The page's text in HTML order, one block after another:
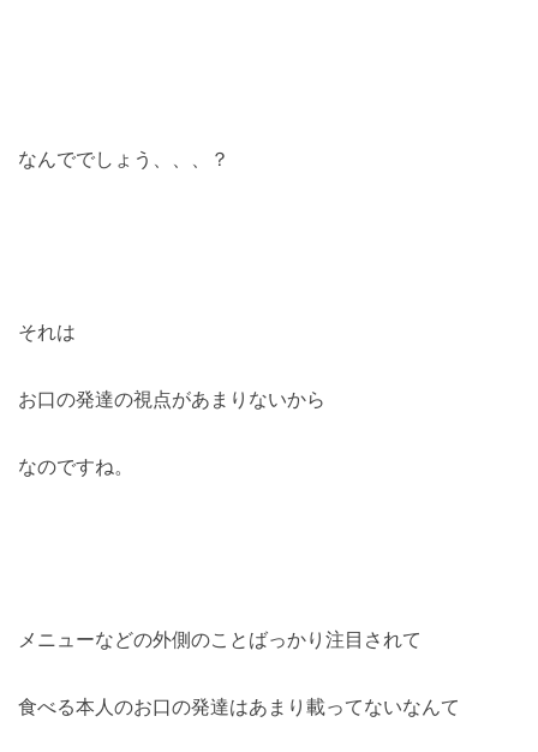
なんででしょう、、、？
それは
お口の発達の視点があまりないから
なのですね。
メニューなどの外側のことばっかり注目されて
食べる本人のお口の発達はあまり載ってないなんて